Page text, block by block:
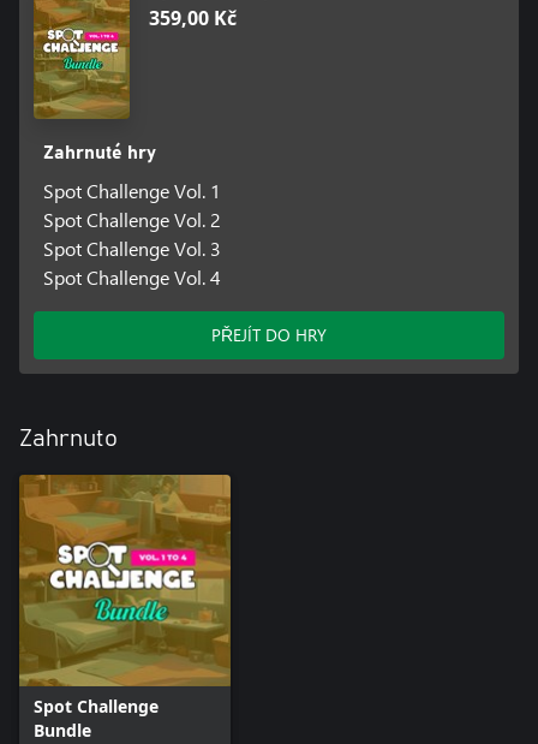
359,00 Kč
Zahrnuté hry
Spot Challenge Vol. 1
Spot Challenge Vol. 2
Spot Challenge Vol. 3
Spot Challenge Vol. 4
PŘEJÍT DO HRY
Zahrnuto
Spot Challenge
Bundle